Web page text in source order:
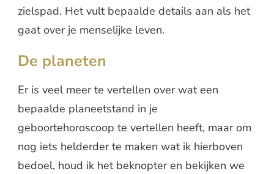
zielspad. Het vult bepaalde details aan als het
gaat over je menselijke leven.
De planeten
Er is veel meer te vertellen over wat een
bepaalde planeetstand in je
geboortehoroscoop te vertellen heeft, maar om
nog iets helderder te maken wat ik hierboven
bedoel, houd ik het beknopter en bekijken we